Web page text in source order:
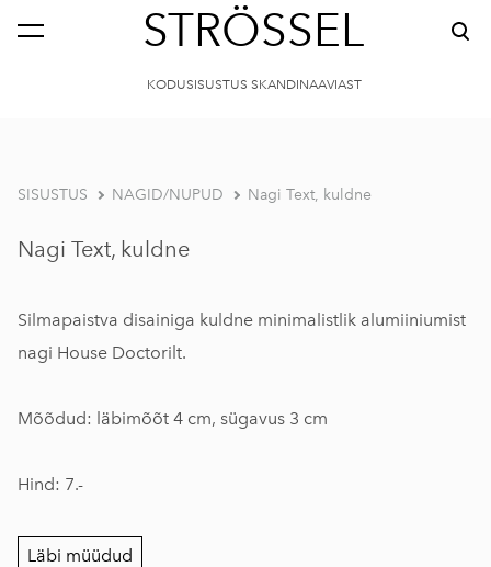
STRÖSSEL
KODUSISUSTUS SKANDINAAVIAST
SISUSTUS NAGID/NUPUD Nagi Text, kuldne
Nagi Text, kuldne
Silmapaistva disainiga kuldne minimalistlik alumiiniumist
nagi House Doctorilt.
Mõõdud: läbimõõt 4 cm, sügavus 3 cm
Hind: 7.-
Läbi müüdud